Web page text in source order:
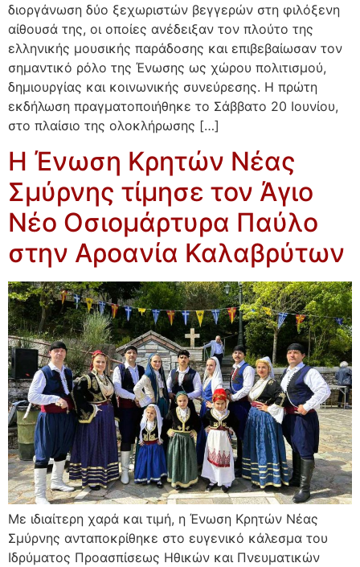
διοργάνωση δύο ξεχωριστών βεγγερών στη φιλόξενη
αίθουσά της, οι οποίες ανέδειξαν τον πλούτο της
ελληνικής μουσικής παράδοσης και επιβεβαίωσαν τον
σημαντικό ρόλο της Ένωσης ως χώρου πολιτισμού,
δημιουργίας και κοινωνικής συνεύρεσης. Η πρώτη
εκδήλωση πραγματοποιήθηκε το Σάββατο 20 Ιουνίου,
στο πλαίσιο της ολοκλήρωσης […]
Η Ένωση Κρητών Νέας
Σμύρνης τίμησε τον Άγιο
Νέο Οσιομάρτυρα Παύλο
στην Αροανία Καλαβρύτων
Με ιδιαίτερη χαρά και τιμή, η Ένωση Κρητών Νέας
Σμύρνης ανταποκρίθηκε στο ευγενικό κάλεσμα του
Ιδρύματος Προασπίσεως Ηθικών και Πνευματικών